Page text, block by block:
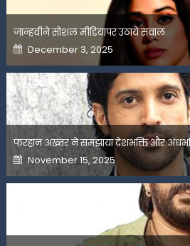
जान्हवीने सोशल मीडियापर उठाये सवाल
Posted
on
December 3, 2025
फरहान अख्तर ने समझाया देशभक्ति और
Posted
on
November 15, 2025